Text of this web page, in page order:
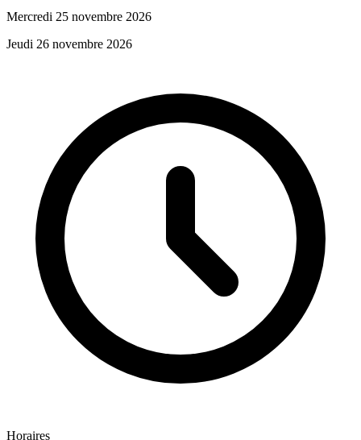
Mercredi 25 novembre 2026
Jeudi 26 novembre 2026
Horaires